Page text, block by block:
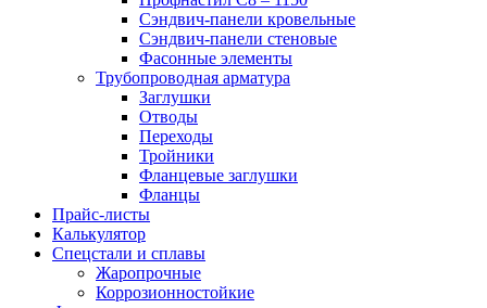
Сэндвич-панели кровельные
Сэндвич-панели стеновые
Фасонные элементы
Трубопроводная арматура
Заглушки
Отводы
Переходы
Тройники
Фланцевые заглушки
Фланцы
Прайс-листы
Калькулятор
Спецстали и сплавы
Жаропрочные
Коррозионностойкие